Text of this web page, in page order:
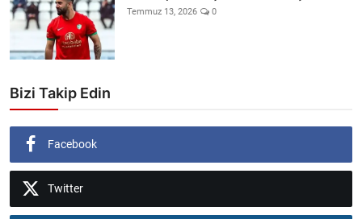
Temmuz 13, 2026 0
Bizi Takip Edin
Facebook
Twitter